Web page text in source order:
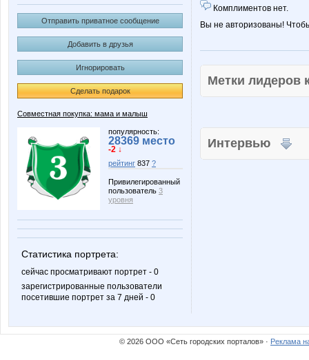
Отправить приватное сообщение
Добавить в друзья
Игнорировать
Сделать подарок
Совместная покупка: мама и малыш
популярность:
28369 место
-2 ↓
рейтинг 837 ?
Привилегированный
пользователь 3
уровня
Статистика портрета:
сейчас просматривают портрет - 0
зарегистрированные пользователи
посетившие портрет за 7 дней - 0
Комплиментов нет.
Вы не авторизованы!
Метки
Интервью
© 2026 ООО «Сеть городских порталов» · Реклама